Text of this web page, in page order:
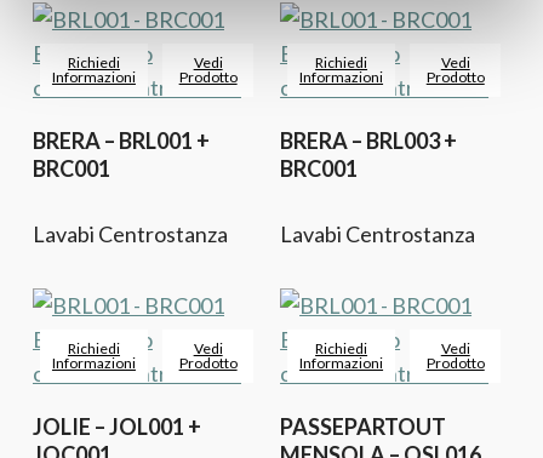
Richiedi
Informazioni
Vedi
Prodotto
BRERA – BRL001 +
BRC001
Lavabi Centrostanza
Richiedi
Informazioni
Vedi
Prodotto
BRERA – BRL003 +
BRC001
Lavabi Centrostanza
Richiedi
Informazioni
Vedi
Prodotto
JOLIE – JOL001 +
Richiedi
Informazioni
Vedi
Prodotto
PASSEPARTOUT